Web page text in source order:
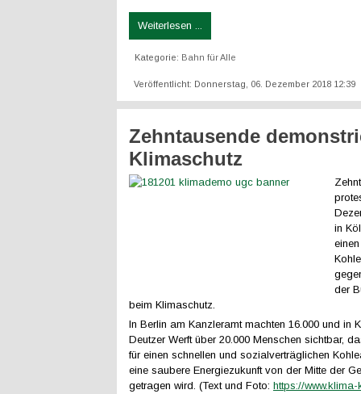
Weiterlesen ...
Kategorie: Bahn für Alle
Veröffentlicht: Donnerstag, 06. Dezember 2018 12:39
Zehntausende
Klimaschutz
in
der
beim Klimaschutz.
In Berlin am Kanzleramt machten 16.000 und in
Deutzer Werft über 20.000 Menschen sichtbar,
für einen schnellen und sozialverträglichen
eine saubere Energiezukunft von der Mitte der
getragen wird. (Text und Foto: https://